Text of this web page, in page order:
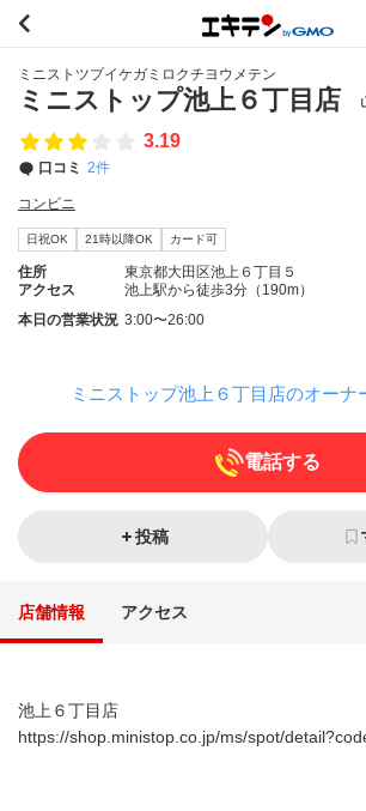
ミニストツプイケガミロクチヨウメテン
ミニストップ池上６丁目店
3.19
口コミ 2件
コンビニ
日祝OK 21時以降OK カード可
住所
東京都大田区池上６丁目５
アクセス
池上駅から徒歩3分（190m）
本日の営業状況 3:00〜26:00
ミニストップ池上６丁目店のオーナ
電話する
投稿
店舗情報 アクセス
池上６丁目店
https://shop.ministop.co.jp/ms/spot/